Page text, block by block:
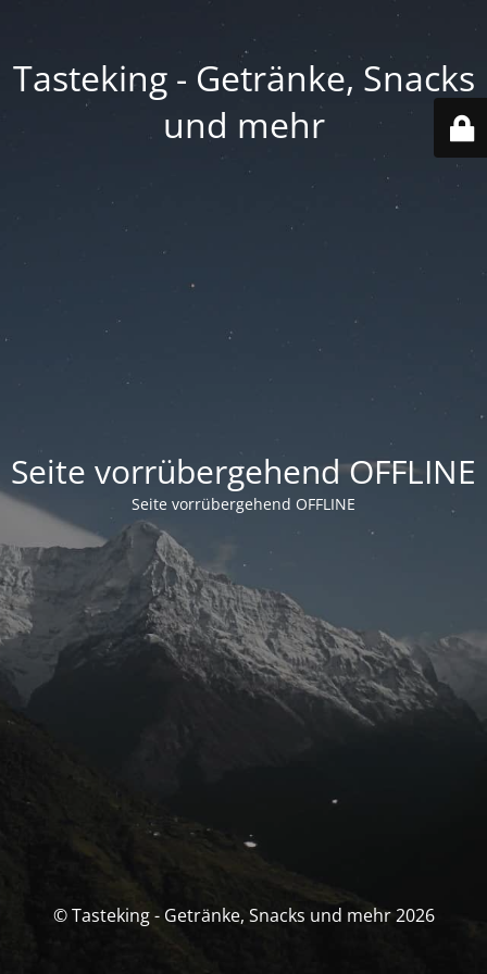
Tasteking - Getränke, Snacks
und mehr
Seite vorrübergehend OFFLINE
Seite vorrübergehend OFFLINE
© Tasteking - Getränke, Snacks und mehr 2026